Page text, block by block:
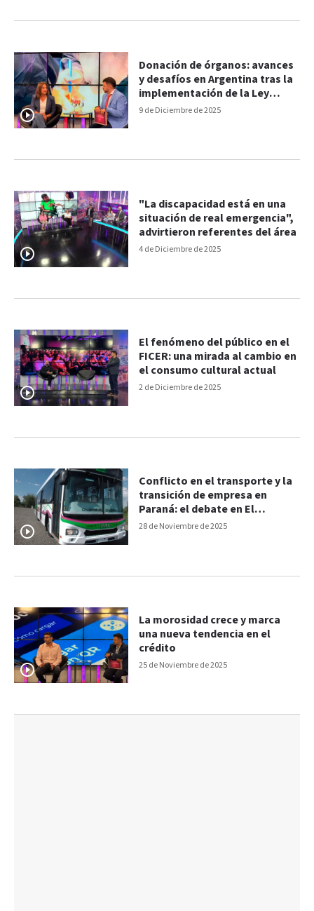
9 de Diciembre de 2025
Donación de órganos: avances
y desafíos en Argentina tras la
implementación de la Ley
Justina
4 de Diciembre de 2025
"La discapacidad está en una
situación de real emergencia",
advirtieron referentes del área
2 de Diciembre de 2025
El fenómeno del público en el
FICER: una mirada al cambio en
el consumo cultural actual
28 de Noviembre de 2025
Conflicto en el transporte y la
transición de empresa en
Paraná: el debate en El
Ventilador
25 de Noviembre de 2025
La morosidad crece y marca
una nueva tendencia en el
crédito